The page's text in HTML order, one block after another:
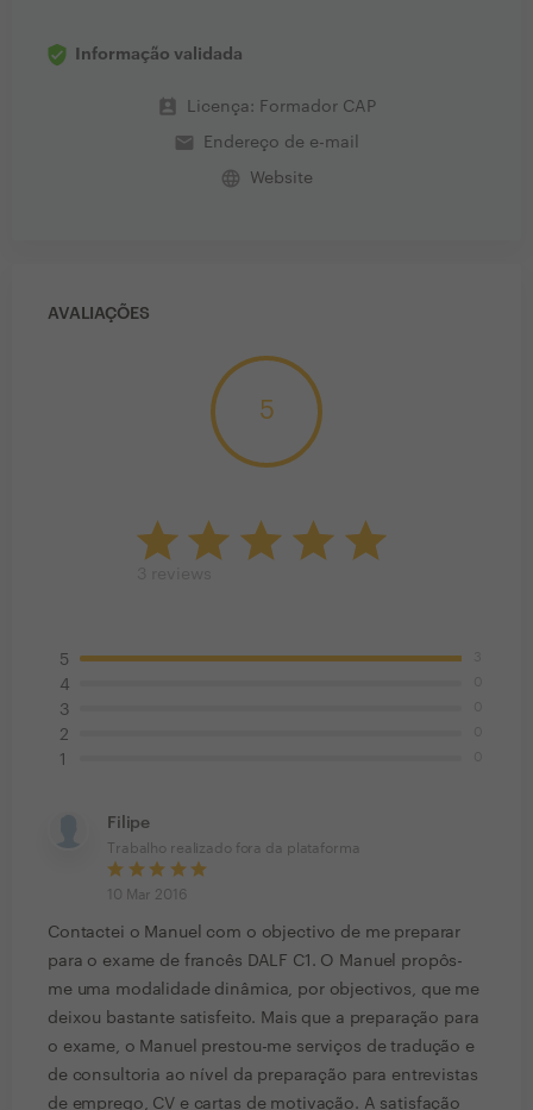
Informação validada
perm_contact_calendar Licença: Formador CAP
email Endereço de e-mail
language Website
AVALIAÇÕES
5
5
4
3
2
1
Filipe
Trabalho realizado fora da plataforma
10 Mar 2016
Contactei o Manuel com o objectivo de me preparar
para o exame de francês DALF C1. O Manuel propôs-
me uma modalidade dinâmica, por objectivos, que me
deixou bastante satisfeito. Mais que a preparação para
o exame, o Manuel prestou-me serviços de tradução e
de consultoria ao nível da preparação para entrevistas
de emprego, CV e cartas de motivação. A satisfação